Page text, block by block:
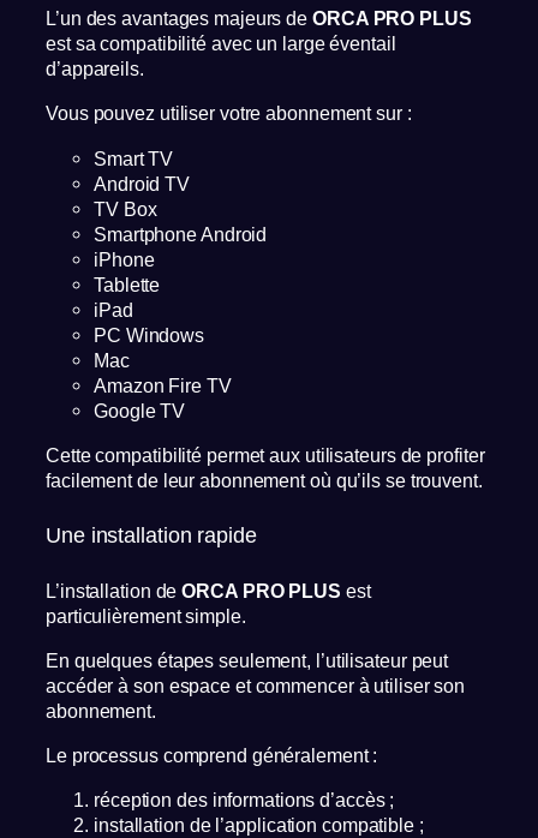
L’un des avantages majeurs de ORCA PRO PLUS
est sa compatibilité avec un large éventail
d’appareils.
Vous pouvez utiliser votre abonnement sur :
Smart TV
Android TV
TV Box
Smartphone Android
iPhone
Tablette
iPad
PC Windows
Mac
Amazon Fire TV
Google TV
Cette compatibilité permet aux utilisateurs de profiter
facilement de leur abonnement où qu’ils se trouvent.
Une installation rapide
L’installation deORCA PRO PLUS est
particulièrement simple.
En quelques étapes seulement, l’utilisateur peut
accéder à son espace et commencer à utiliser son
abonnement.
Le processus comprend généralement :
réception des informations d’accès ;
installation de l’application compatible ;